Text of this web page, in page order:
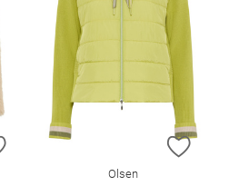
ZUR WUNSCHLISTE HINZUFÜGEN
ZUR
Olsen